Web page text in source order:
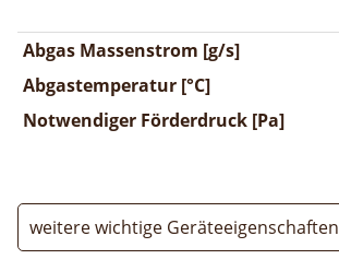
Abgas Massenstrom [g/s]
Abgastemperatur [°C]
Notwendiger Förderdruck [Pa]
weitere wichtige Geräteeigenschaften